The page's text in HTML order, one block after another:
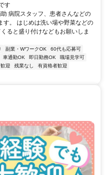
す
病院スタッフ、患者さんなどの
す。 はじめは洗い場や野菜などの
ると盛り付けなどもお願いしま
副業・WワークOK
60代も応募可
車通勤OK 即日勤務OK
職場見学可
迎 残業なし
有資格者歓迎